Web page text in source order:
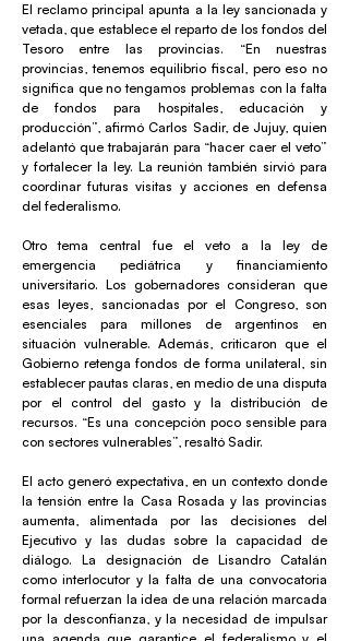
El reclamo principal apunta a la ley sancionada y
vetada, que establece el reparto de los fondos del
Tesoro entre las provincias. “En nuestras
provincias, tenemos equilibrio fiscal, pero eso no
significa que no tengamos problemas con la falta
de fondos para hospitales, educación y
producción”, afirmó Carlos Sadir, de Jujuy, quien
adelantó que trabajarán para “hacer caer el veto”
y fortalecer la ley. La reunión también sirvió para
coordinar futuras visitas y acciones en defensa
del federalismo.
Otro tema central fue el veto a la ley de
emergencia pediátrica y financiamiento
universitario. Los gobernadores consideran que
esas leyes, sancionadas por el Congreso, son
esenciales para millones de argentinos en
situación vulnerable. Además, criticaron que el
Gobierno retenga fondos de forma unilateral, sin
establecer pautas claras, en medio de una disputa
por el control del gasto y la distribución de
recursos. “Es una concepción poco sensible para
con sectores vulnerables”, resaltó Sadir.
El acto generó expectativa, en un contexto donde
la tensión entre la Casa Rosada y las provincias
aumenta, alimentada por las decisiones del
Ejecutivo y las dudas sobre la capacidad de
diálogo. La designación de Lisandro Catalán
como interlocutor y la falta de una convocatoria
formal refuerzan la idea de una relación marcada
por la desconfianza, y la necesidad de impulsar